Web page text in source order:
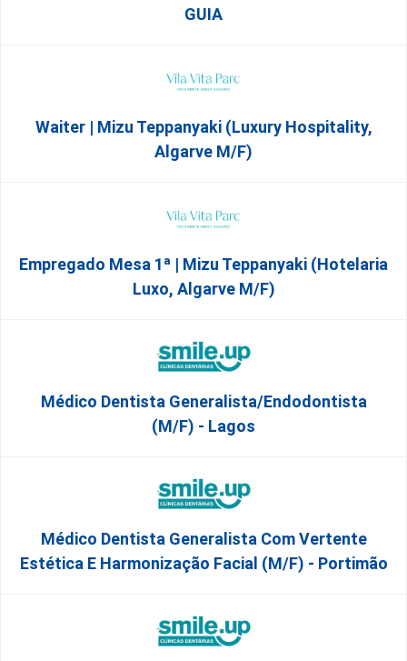
GUIA
Waiter | Mizu Teppanyaki (Luxury Hospitality,
Algarve M/F)
Empregado Mesa 1ª | Mizu Teppanyaki (Hotelaria
Luxo, Algarve M/F)
Médico Dentista Generalista/Endodontista
(M/F) - Lagos
Médico Dentista Generalista Com Vertente
Estética E Harmonização Facial (M/F) - Portimão